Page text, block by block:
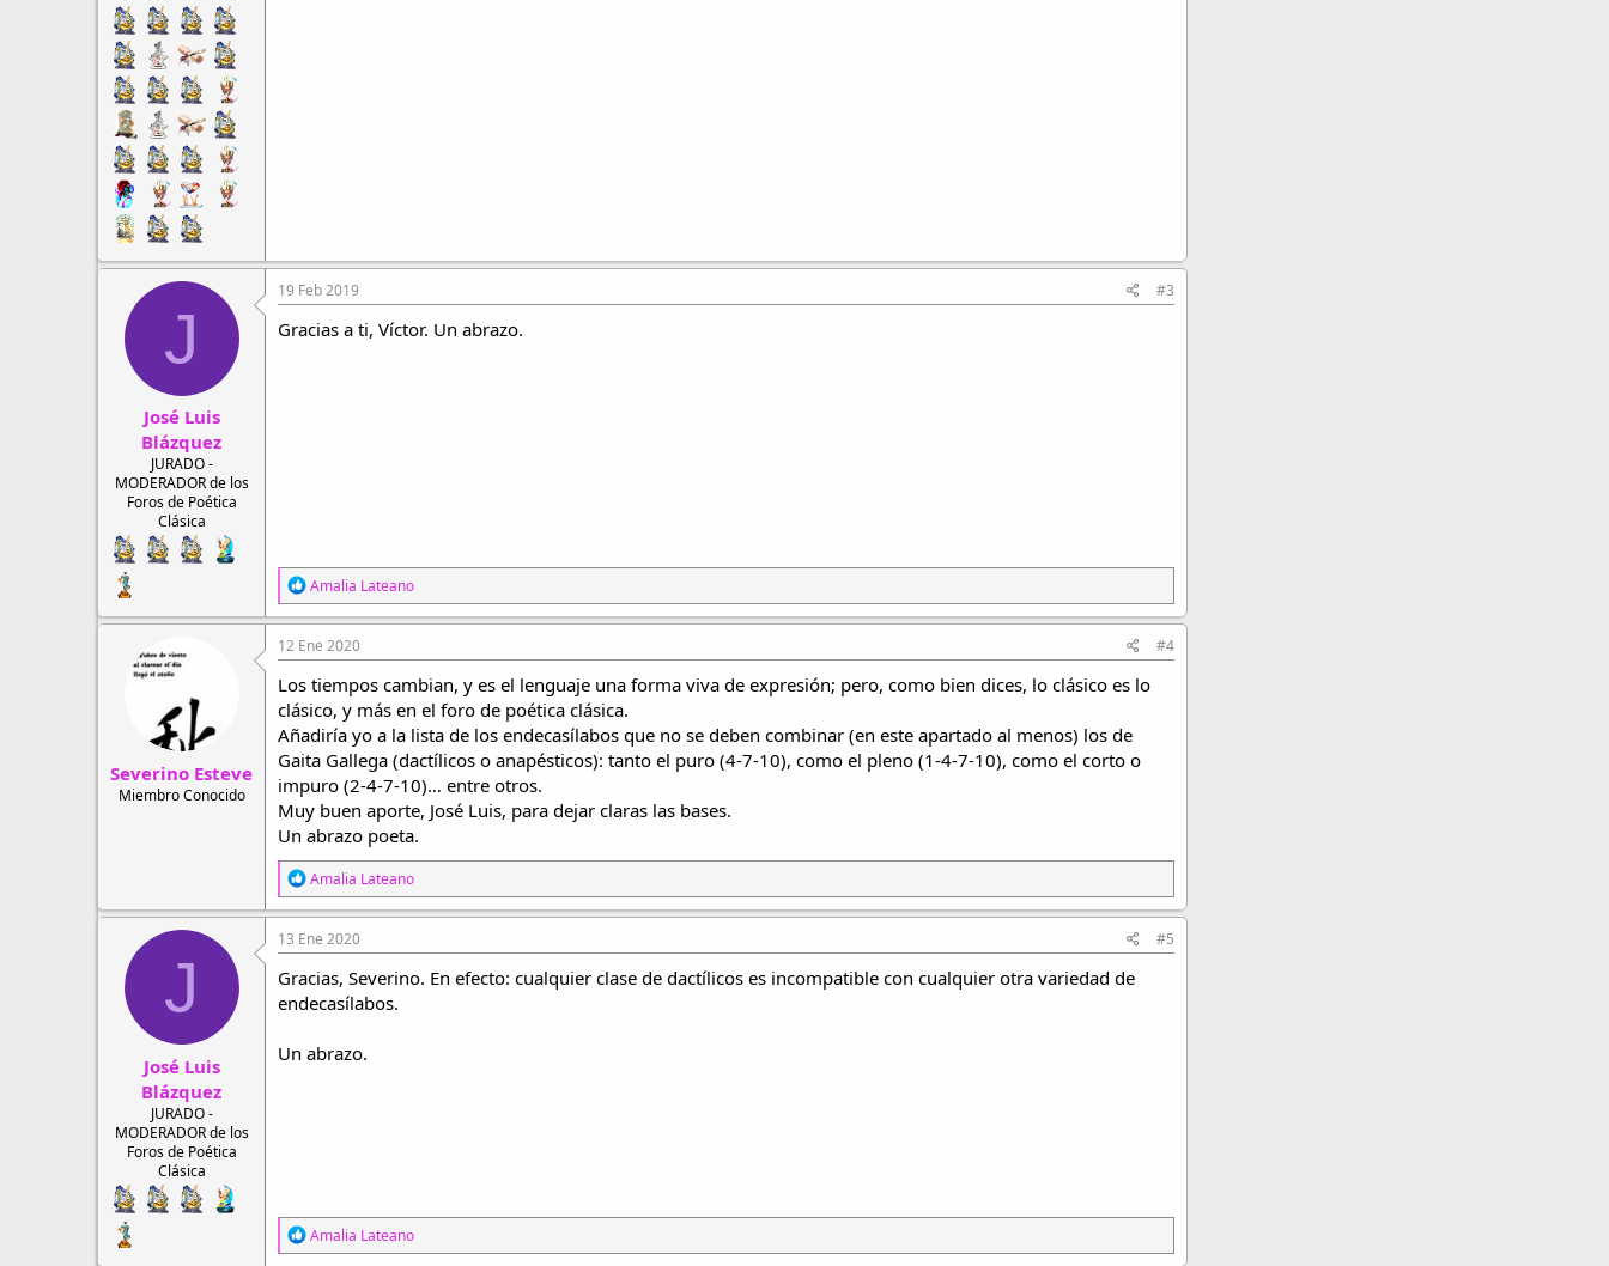
J
José Luis
Blázquez
JURADO -
MODERADOR de los
Foros de Poética
Clásica
19 Feb 2019 #3
Gracias a ti, Víctor. Un abrazo.
R
e
a
c
c
i
o
n
e
s
Amalia Lateano
Severino Esteve
Miembro Conocido
12 Ene 2020 #4
Los tiempos cambian, y es el lenguaje una forma viva de expresión; pero, como bien dices, lo clásico es lo
clásico, y más en el foro de poética clásica.
Añadiría yo a la lista de los endecasílabos que no se deben combinar (en este apartado al menos) los de
Gaita Gallega (dactílicos o anapésticos): tanto el puro (4-7-10), como el pleno (1-4-7-10), como el corto o
impuro (2-4-7-10)… entre otros.
Muy buen aporte, José Luis, para dejar claras las bases.
Un abrazo poeta.
R
e
a
c
c
i
o
n
s
Amalia Lateano
J
José Luis
Blázquez
JURADO -
MODERADOR de los
Foros de Poética
Clásica
13 Ene 2020 #5
Gracias, Severino. En efecto: cualquier clase de dactílicos es incompatible con cualquier otra variedad de
endecasílabos.
Un abrazo.
R
e
Amalia Lateano